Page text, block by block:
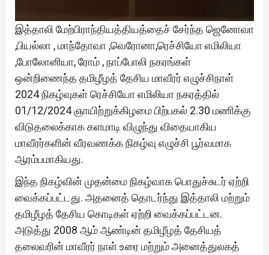
இத்தாலி மேற்பிராந்தியத்தியத்தைச் சேர்ந்த ஜெனோவா
,பியல்லா , மாந்தோவா ,வெரோனா,ரெச்சியோ எமிலியா
,போலோனியா, ரோம் , நாப்போலி நகரங்கள்
ஒன்றிணைந்த தமிழீழத் தேசிய மாவீரர் எழுச்சிநாள்
2024 நிகழ்வுகள் ரெச்சியோ எமிலியா நகரத்தில்
01/12/2024 ஞாயிற்றுக்கிழமை பிற்பகல் 2.30 மணிக்கு
விடுதலைக்காக களமாடி விழுந்து விதையாகிய
மாவீரர்களின் வீரவணக்க நிகழ்வு எழுச்சி பூர்வமாக
ஆரம்பமாகியது.
இந்த நிகழ்வின் முதன்மை நிகழ்வாக பொதுச்சுடர் ஏற்றி
வைக்கப்பட்டது. அதனைத் தொடர்ந்து இத்தாலி மற்றும்
தமிழீழத் தேசிய கொடிகள் ஏற்றி வைக்கப்பட்டன.
அடுத்து 2008 ஆம் ஆண்டின் தமிழீழத் தேசியத்
தலைவரின் மாவீரர் நாள் உரை மற்றும் அனைத்துலகத்